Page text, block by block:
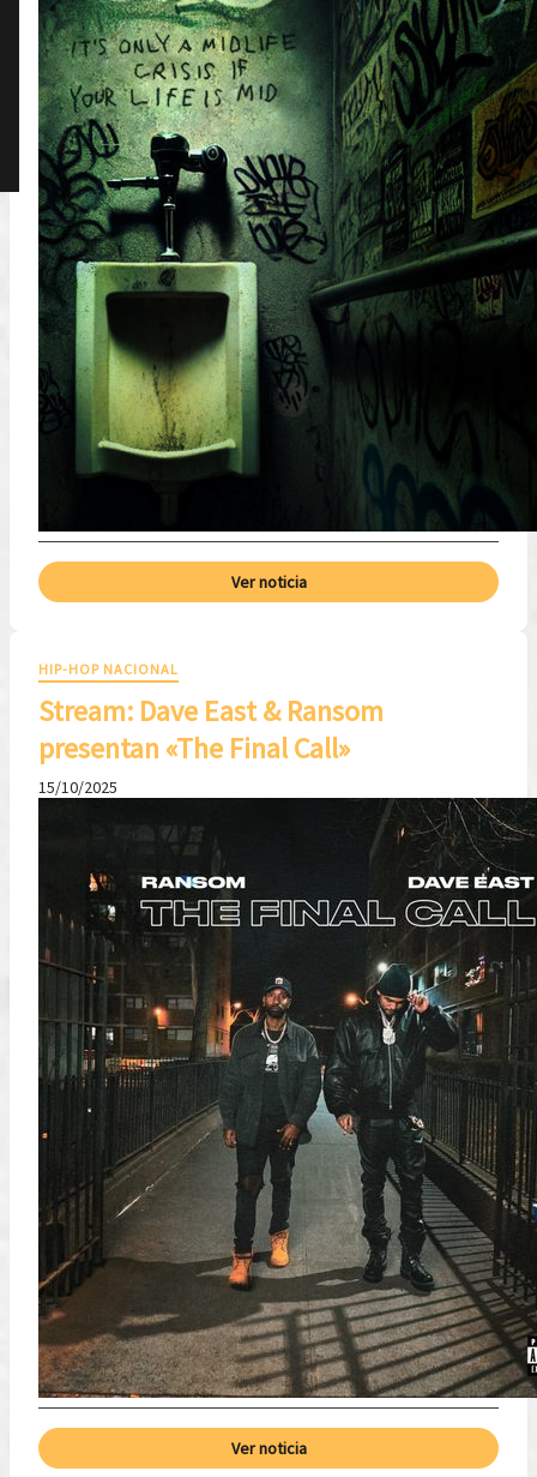
Ver noticia
HIP-HOP NACIONAL
Stream: Dave East & Ransom
presentan «The Final Call»
15/10/2025
Ver noticia